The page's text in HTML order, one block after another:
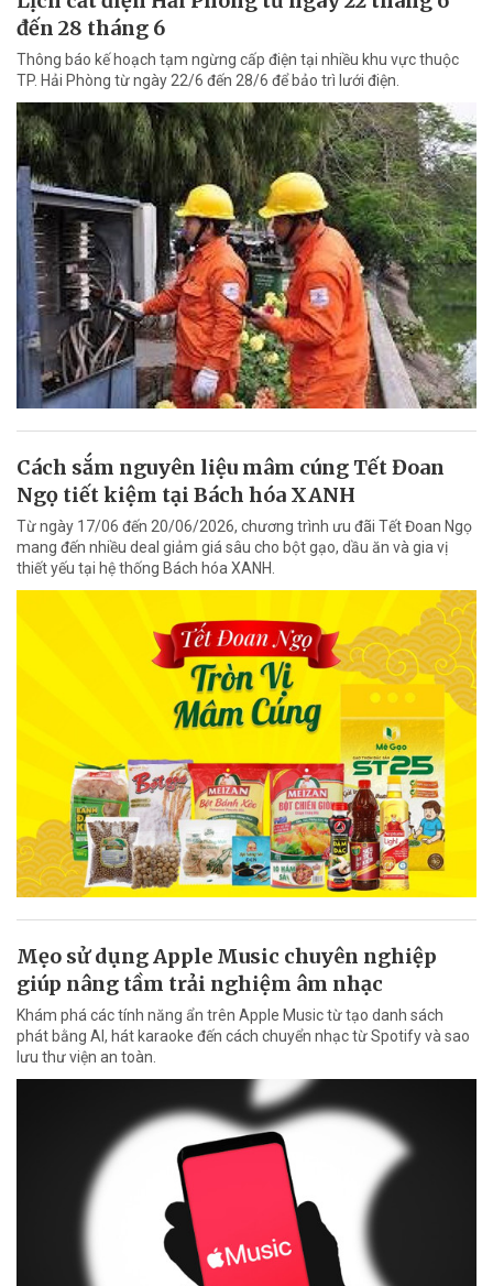
đến 28 tháng 6
Thông báo kế hoạch tạm ngừng cấp điện tại nhiều khu vực thuộc
TP. Hải Phòng từ ngày 22/6 đến 28/6 để bảo trì lưới điện.
Cách sắm nguyên liệu mâm cúng Tết Đoan
Ngọ tiết kiệm tại Bách hóa XANH
Từ ngày 17/06 đến 20/06/2026, chương trình ưu đãi Tết Đoan Ngọ
mang đến nhiều deal giảm giá sâu cho bột gạo, dầu ăn và gia vị
thiết yếu tại hệ thống Bách hóa XANH.
Mẹo sử dụng Apple Music chuyên nghiệp
giúp nâng tầm trải nghiệm âm nhạc
Khám phá các tính năng ẩn trên Apple Music từ tạo danh sách
phát bằng AI, hát karaoke đến cách chuyển nhạc từ Spotify và sao
lưu thư viện an toàn.